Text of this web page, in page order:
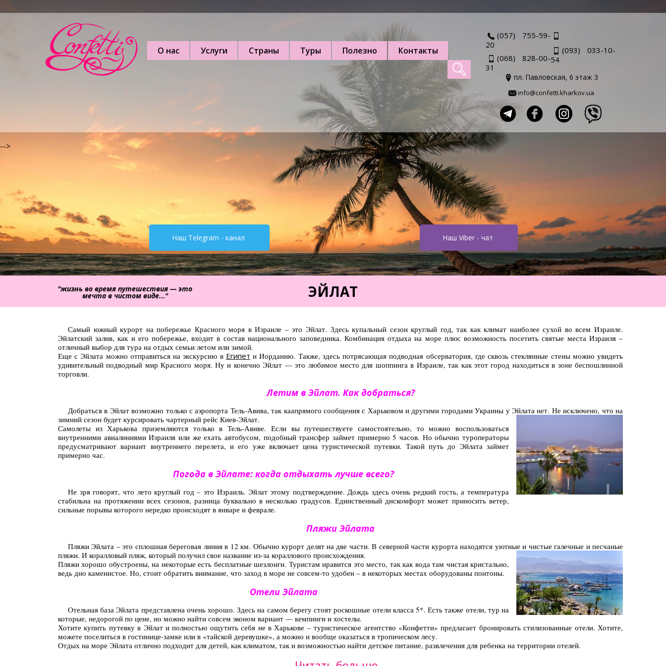
О нас Услуги Страны Туры Полезно Контакты
(057) 755-59-
20
(068) 828-00-
31
(093) 033-10-
54
пл. Павловская, 6 этаж 3
info@confetti.kharkov.ua
-->
Наш Telegram - канал Наш Viber - чат
"жизнь во время путешествия — это
мечта в чистом виде..." ЭЙЛАТ
Самый южный курорт на побережье Красного моря в Израиле – это Эйлат. Здесь купальный сезон круглый год, так как климат наиболее сухой во всем Израиле.
Эйлатский залив, как и его побережье, входит в состав национального заповедника. Комбинация отдыха на море плюс возможность посетить святые места Израиля –
отличный выбор для тура на отдых семьи летом или зимой.
Еще с Эйлата можно отправиться на экскурсию в Египет и Иорданию. Также, здесь потрясающая подводная обсерватория, где сквозь стеклянные стены можно увидеть
удивительный подводный мир Красного моря. Ну и конечно Эйлат — это любимое место для шоппинга в Израиле, так как этот город находиться в зоне беспошлинной
торговли.
Летим в Эйлат. Как добраться?
Добраться в Эйлат возможно только с аэропорта Тель-Авива, так каапрямого сообщения с Харьковом и другими городами Украины у Эйлата нет. Не исключено, что на
зимний сезон будет курсировать чартерный рейс Киев-Эйлат.
Самолеты из Харькова приземляются только в Тель-Авиве. Если вы путешествуете самостоятельно, то можно воспользоваться
внутренними авиалиниями Израиля или же ехать автобусом, подобный трансфер займет примерно 5 часов. Но обычно туроператоры
предусматривают вариант внутреннего перелета, и его уже включает цена туристической путевки. Такой путь до Эйлата займет
примерно час.
Погода в Эйлате: когда отдыхать лучше всего?
Не зря говорят, что лето круглый год – это Израиль. Эйлат этому подтверждение. Дождь здесь очень редкий гость, а температура
стабильна на протяжении всех сезонов, разница буквально в несколько градусов. Единственный дискомфорт может приносить ветер,
сильные порывы которого нередко происходят в январе и феврале.
Пляжи Эйлата
Пляжи Эйлата – это сплошная береговая линия в 12 км. Обычно курорт делят на две части. В северной части курорта находятся уютные и чистые галечные и песчаные
пляжи. И коралловый пляж, который получил свое название из-за кораллового происхождения.
Пляжи хорошо обустроены, на некоторые есть бесплатные шезлонги. Туристам нравится это место, так как вода там чистая кристально,
ведь дно каменистое. Но, стоит обратить внимание, что заход в море не совсем-то удобен – в некоторых местах оборудованы понтоны.
Отели Эйлата
Отельная база Эйлата представлена очень хорошо. Здесь на самом берегу стоят роскошные отели класса 5*. Есть также отели, тур на
которые, недорогой по цене, но можно найти совсем эконом вариант — кемпинги и хостелы.
Хотите купить путевку в Эйлат и полностью ощутить себя не в Харькове – туристическое агентство «Конфетти» предлагает бронировать стилизованные отели. Хотите,
можете поселиться в гостинице-замке или в «тайской деревушке», а можно и вообще оказаться в тропическом лесу.
Отдых на море Эйлата отлично подходит для детей, как климатом, так и возможностью найти детское питание, развлечения для ребенка на территории отелей.